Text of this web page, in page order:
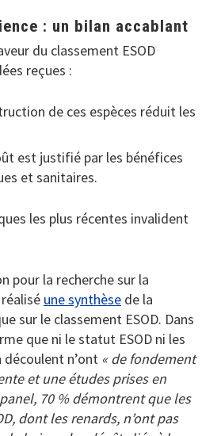
: un bilan accablant
du classement ESOD
reçues :
de ces espèces réduit les
est justifié par les bénéfices
et sanitaires.
les plus récentes invalident
pour la recherche sur la
une synthèse de la
sur le classement ESOD. Dans
que ni le statut ESOD ni les
n’ont « de fondement
et une études prises en
70 % démontrent que les
dont les renards, n’ont pas